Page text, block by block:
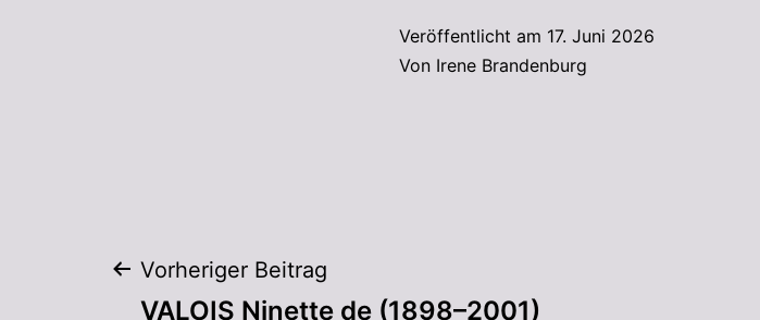
Veröffentlicht am 17. Juni 2026
Von Irene Brandenburg
Vorheriger Beitrag
VALOIS Ninette de (1898–2001)